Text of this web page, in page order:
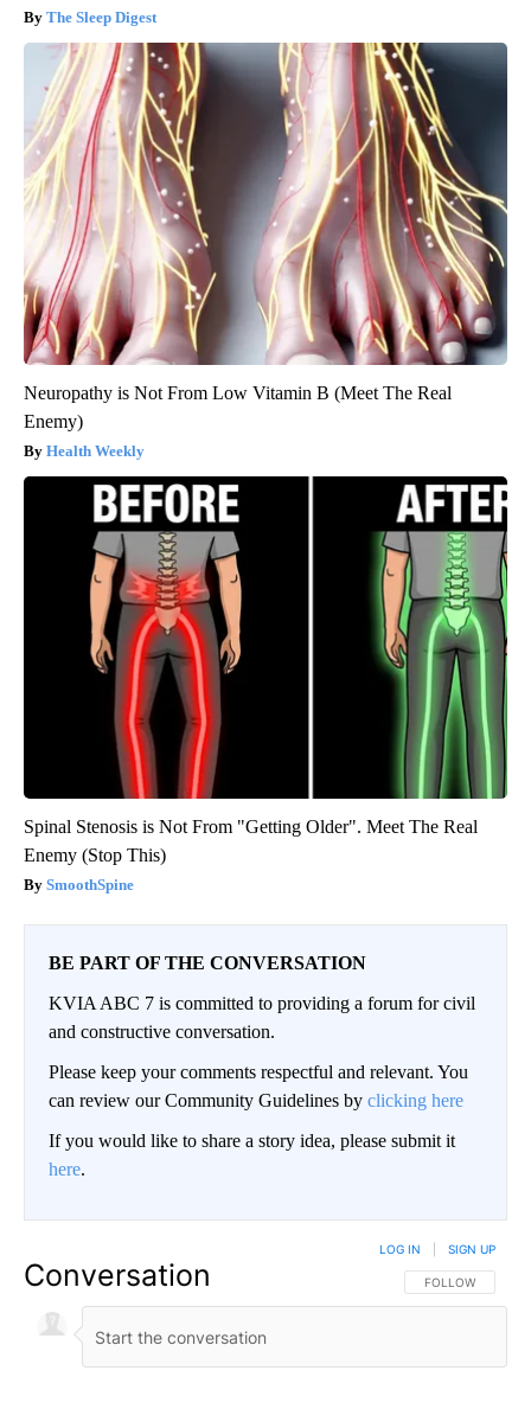
The Sleep Digest
Neuropathy is Not From Low Vitamin B (Meet The Real
Enemy)
Health Weekly
Spinal Stenosis is Not From "Getting Older". Meet The Real
Enemy (Stop This)
SmoothSpine
BE PART OF THE CONVERSATION
KVIA ABC 7 is committed to providing a forum for civil
and constructive conversation.
Please keep your comments respectful and relevant. You
can review our Community Guidelines by clicking here
If you would like to share a story idea, please submit it
here.
Conversation FOLLOW THIS
FOLLOW
LOG IN SIGN UP